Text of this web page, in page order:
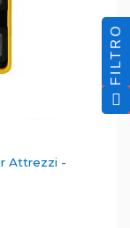
Attrezzi -
FILTRO